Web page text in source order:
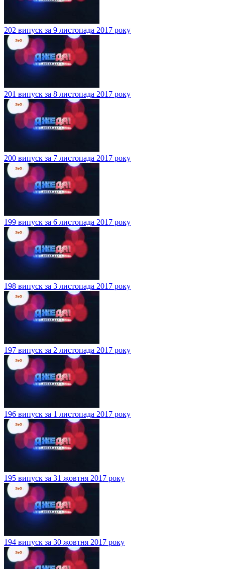
202 випуск за 9 листопада 2017 року
201 випуск за 8 листопада 2017 року
200 випуск за 7 листопада 2017 року
199 випуск за 6 листопада 2017 року
198 випуск за 3 листопада 2017 року
197 випуск за 2 листопада 2017 року
196 випуск за 1 листопада 2017 року
195 випуск за 31 жовтня 2017 року
194 випуск за 30 жовтня 2017 року